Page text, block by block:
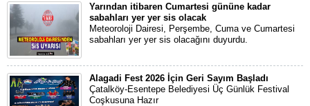
Yarından itibaren Cumartesi gününe kadar
sabahları yer yer sis olacak
Meteoroloji Dairesi, Perşembe, Cuma ve Cumartesi
sabahları yer yer sis olacağını duyurdu.
Alagadi Fest 2026 İçin Geri Sayım Başladı
Çatalköy-Esentepe Belediyesi Üç Günlük Festival
Coşkusuna Hazır